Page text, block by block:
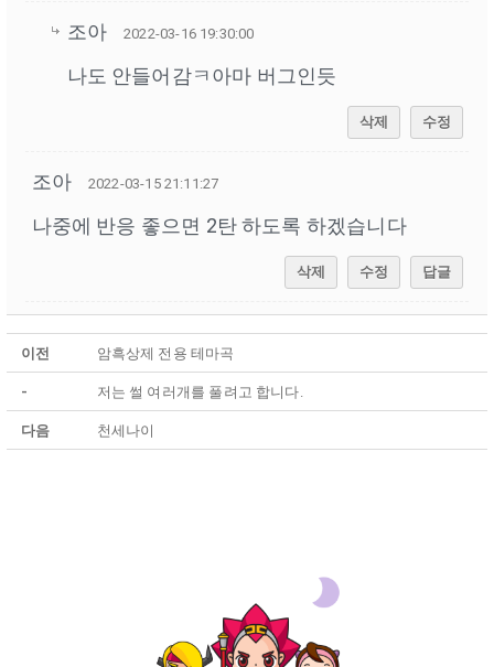
조아 2022-03-16 19:30:00
나도 안들어감ㅋ아마 버그인듯
삭제 수정
조아 2022-03-15 21:11:27
나중에 반응 좋으면 2탄 하도록 하겠습니다
삭제 수정 답글
이전 암흑상제 전용 테마곡
- 저는 썰 여러개를 풀려고 합니다.
다음 천세나이